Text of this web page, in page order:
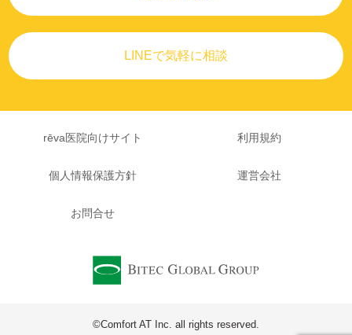
LINEで気軽に相談
rēva医院向けサイト 利用規約
個人情報保護方針 運営会社
お問合せ
©Comfort AT Inc. all rights reserved.